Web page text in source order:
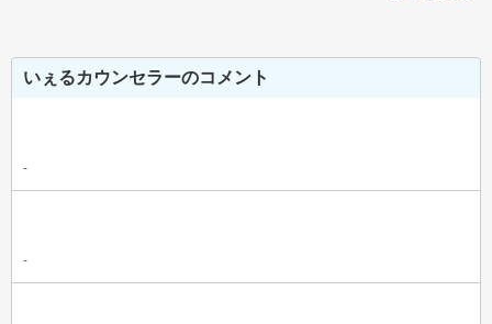
いぇるカウンセラーのコメント
-
-